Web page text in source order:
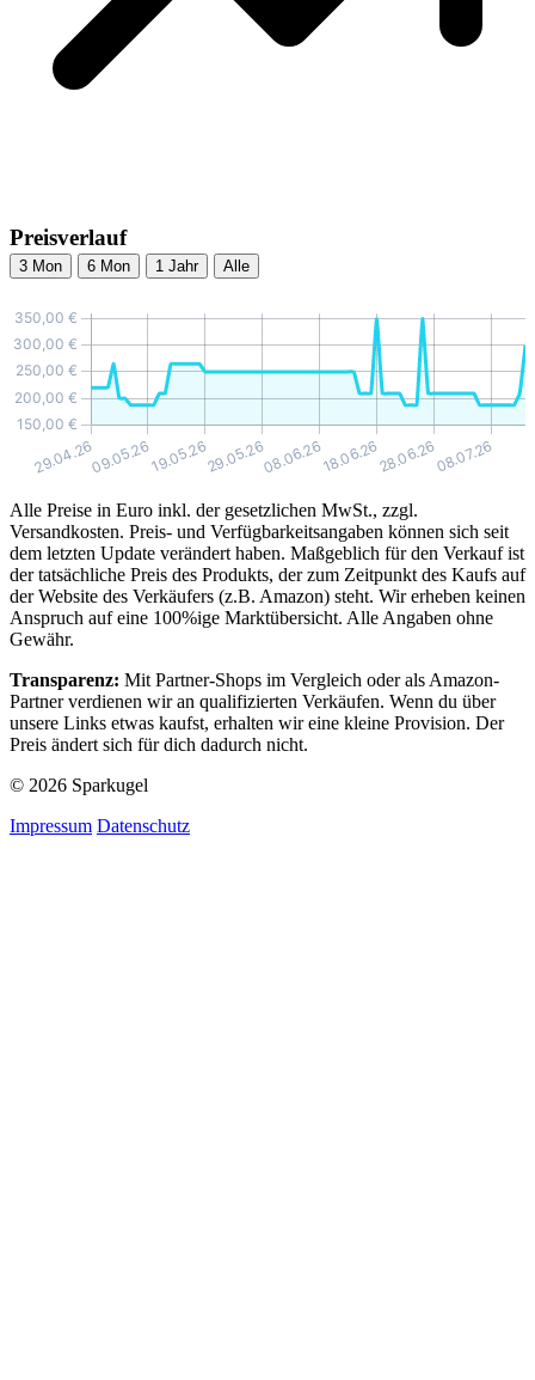
Preisverlauf
3 Mon 6 Mon 1 Jahr Alle
Alle Preise in Euro inkl. der gesetzlichen MwSt., zzgl.
Versandkosten. Preis- und Verfügbarkeitsangaben können sich seit
dem letzten Update verändert haben. Maßgeblich für den Verkauf ist
der tatsächliche Preis des Produkts, der zum Zeitpunkt des Kaufs auf
der Website des Verkäufers (z.B. Amazon) steht. Wir erheben keinen
Anspruch auf eine 100%ige Marktübersicht. Alle Angaben ohne
Gewähr.
Transparenz: Mit Partner-Shops im Vergleich oder als Amazon-
Partner verdienen wir an qualifizierten Verkäufen. Wenn du über
unsere Links etwas kaufst, erhalten wir eine kleine Provision. Der
Preis ändert sich für dich dadurch nicht.
© 2026 Sparkugel
Impressum Datenschutz